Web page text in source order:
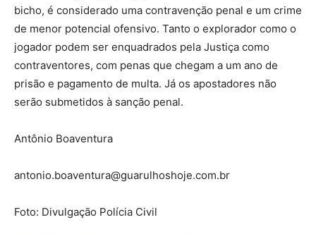
bicho, é considerado uma contravenção penal e um crime
de menor potencial ofensivo. Tanto o explorador como o
jogador podem ser enquadrados pela Justiça como
contraventores, com penas que chegam a um ano de
prisão e pagamento de multa. Já os apostadores não
serão submetidos à sanção penal.
Antônio Boaventura
antonio.boaventura@guarulhoshoje.com.br
Foto: Divulgação Polícia Civil